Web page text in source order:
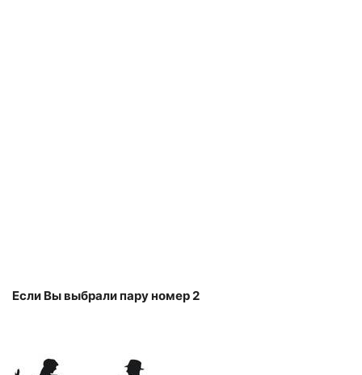
Если Вы выбрали пару номер 2